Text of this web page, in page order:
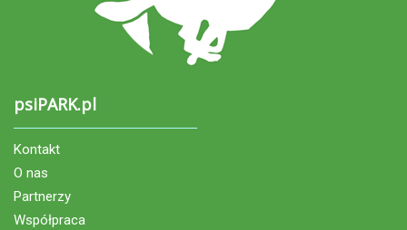
psiPARK.pl
Kontakt
O nas
Partnerzy
Współpraca